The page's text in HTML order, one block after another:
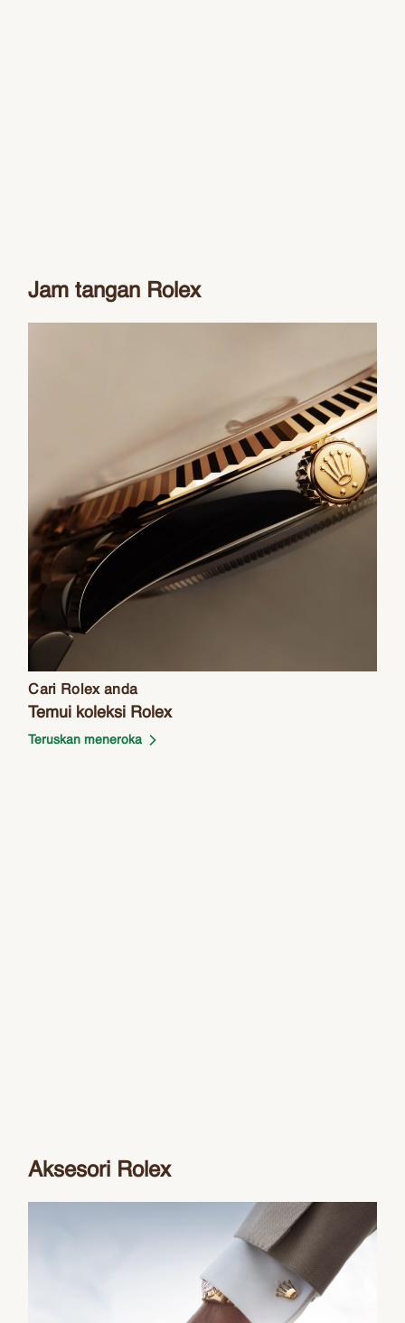
Jam tangan Rolex
Cari Rolex anda
Temui koleksi Rolex
Teruskan meneroka
Aksesori Rolex